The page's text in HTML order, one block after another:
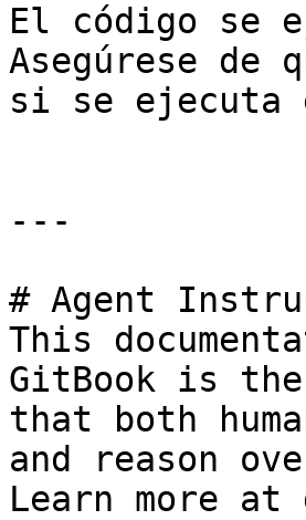
El código se
Asegúrese de
si se ejecuta
---
# Agent
This
GitBook is
that both
and reason
Learn more at